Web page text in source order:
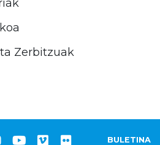
Zerbitzuak
BULETINA